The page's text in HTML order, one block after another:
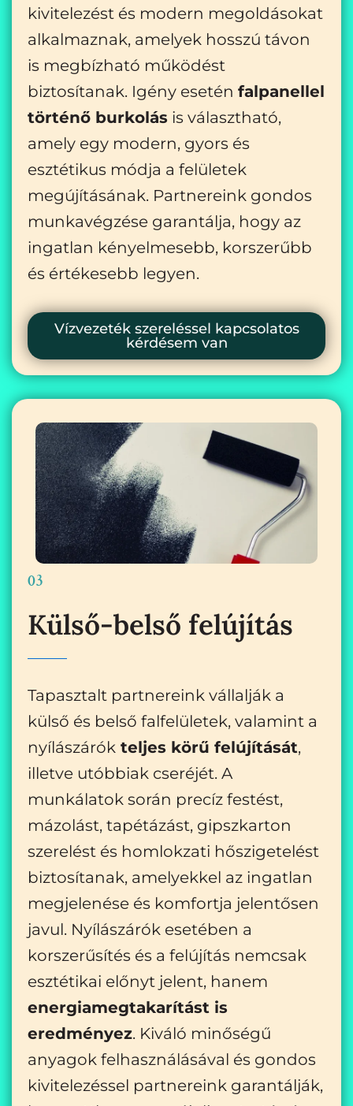
kivitelezést és modern megoldásokat
alkalmaznak, amelyek hosszú távon
is megbízható működést
biztosítanak. Igény esetén falpanellel
történő burkolás is választható,
amely egy modern, gyors és
esztétikus módja a felületek
megújításának. Partnereink gondos
munkavégzése garantálja, hogy az
ingatlan kényelmesebb, korszerűbb
és értékesebb legyen.
Vízvezeték szereléssel kapcsolatos
kérdésem van
03
Külső-belső felújítás
Tapasztalt partnereink vállalják a
külső és belső falfelületek, valamint a
nyílászárók teljes körű felújítását,
illetve utóbbiak cseréjét. A
munkálatok során precíz festést,
mázolást, tapétázást, gipszkarton
szerelést és homlokzati hőszigetelést
biztosítanak, amelyekkel az ingatlan
megjelenése és komfortja jelentősen
javul. Nyílászárók esetében a
korszerűsítés és a felújítás nemcsak
esztétikai előnyt jelent, hanem
energiamegtakarítást is
eredményez. Kiváló minőségű
anyagok felhasználásával és gondos
kivitelezéssel partnereink garantálják,